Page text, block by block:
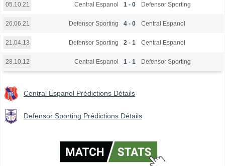
05.10.21 Central Espanol 1 - 0 Defensor Sporting
26.06.21 Defensor Sporting 4 - 0 Central Espanol
21.04.13 Defensor Sporting 2 - 1 Central Espanol
28.10.12 Central Espanol 1 - 1 Defensor Sporting
Central Espanol Prédictions Détails
Defensor Sporting Prédictions Détails